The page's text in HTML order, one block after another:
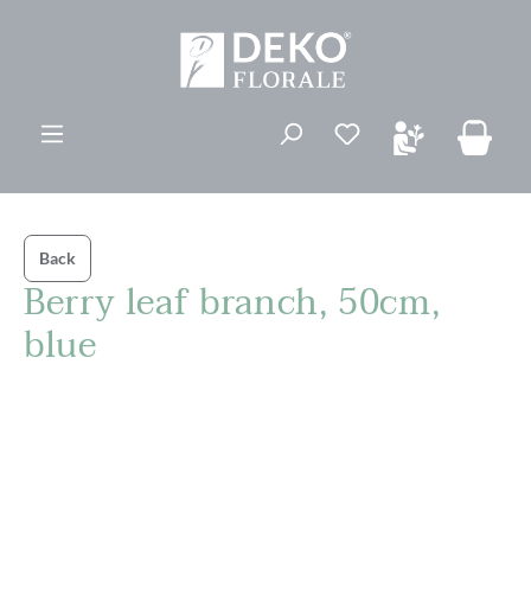
Du har 0
Back
Berry leaf branch, 50cm,
blue